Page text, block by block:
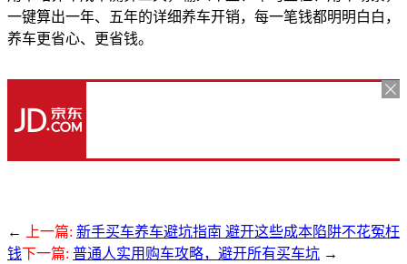
一键算出一年、五年的详细养车开销，每一笔钱都明明白白，
养车更省心、更省钱。
← 上一篇: 新手买车养车避坑指南 避开这些成本陷阱不花冤枉
钱下一篇: 普通人实用购车攻略，避开所有买车坑 →